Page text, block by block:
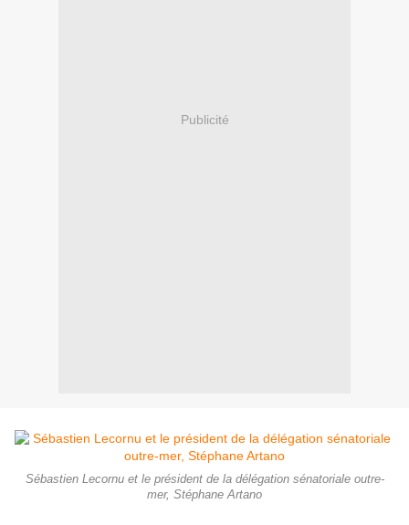
Publicité
Sébastien Lecornu et le président de la délégation sénatoriale outre-
mer, Stéphane Artano